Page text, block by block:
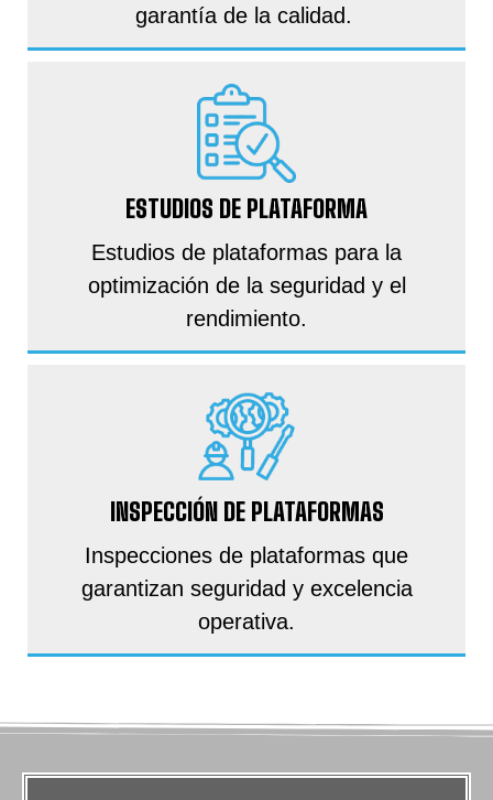
garantía de la calidad.
ESTUDIOS DE PLATAFORMA
Estudios de plataformas para la
optimización de la seguridad y el
rendimiento.
INSPECCIÓN DE PLATAFORMAS
Inspecciones de plataformas que
garantizan seguridad y excelencia
operativa.